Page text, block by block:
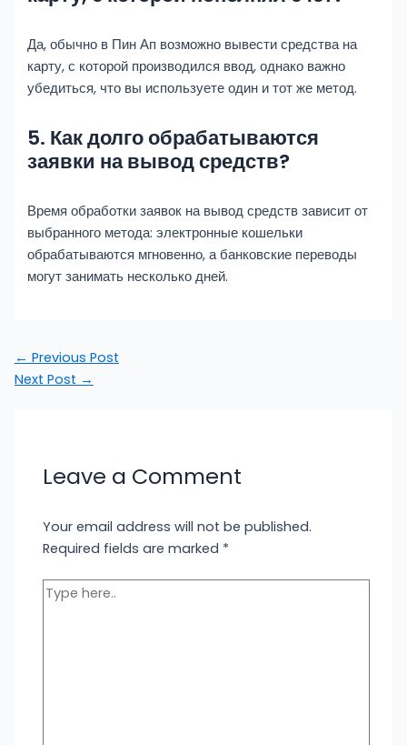
Да, обычно в Пин Ап возможно вывести средства на
карту, с которой производился ввод, однако важно
убедиться, что вы используете один и тот же метод.
5. Как долго обрабатываются
заявки на вывод средств?
Время обработки заявок на вывод средств зависит от
выбранного метода: электронные кошельки
обрабатываются мгновенно, а банковские переводы
могут занимать несколько дней.
← Previous Post
Next Post →
Leave a Comment
Your email address will not be published.
Required fields are marked *
Type